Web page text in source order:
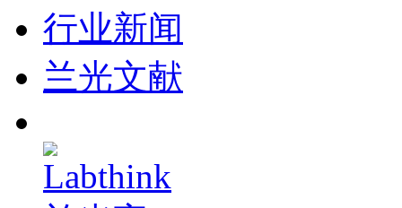
行业新闻
兰光文献